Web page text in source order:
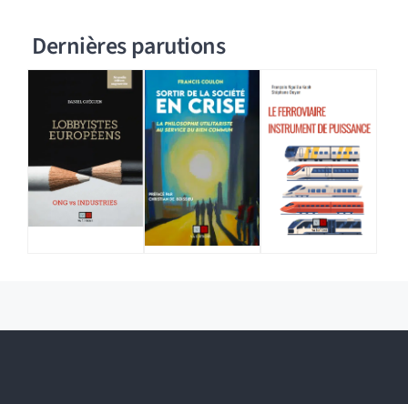
Dernières parutions